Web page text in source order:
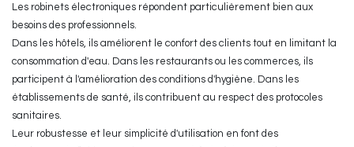
Les robinets électroniques répondent particulièrement bien aux
besoins des professionnels.
Dans les hôtels, ils améliorent le confort des clients tout en limitant la
consommation d'eau. Dans les restaurants ou les commerces, ils
participent à l'amélioration des conditions d'hygiène. Dans les
établissements de santé, ils contribuent au respect des protocoles
sanitaires.
Leur robustesse et leur simplicité d'utilisation en font des